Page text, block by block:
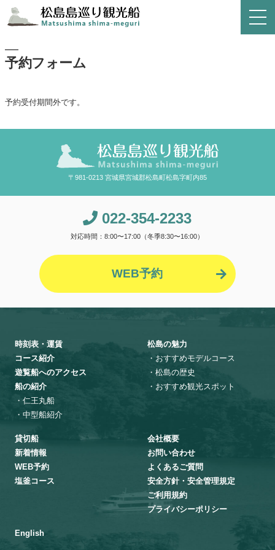
予約フォーム
予約受付期間外です。
〒981-0213 宮城県宮城郡松島町松島字町内85
022-354-2233
対応時間：8:00〜17:00（冬季8:30〜16:00）
WEB予約
時刻表・運賃
コース紹介
遊覧船へのアクセス
船の紹介
・仁王丸船
・中型船紹介
松島の魅力
・おすすめモデルコース
・松島の歴史
・おすすめ観光スポット
貸切船
新着情報
WEB予約
塩釜コース
会社概要
お問い合わせ
よくあるご質問
安全方針・安全管理規定
ご利用規約
プライバシーポリシー
English